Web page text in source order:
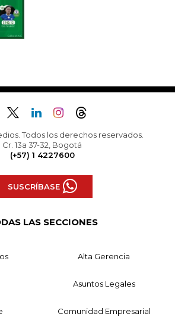
Todos los derechos reservados.
Cr. 13a 37-32, Bogotá
(+57) 1 4227600
SUSCRÍBASE
LAS SECCIONES
Alta Gerencia
Asuntos Legales
Comunidad Empresarial